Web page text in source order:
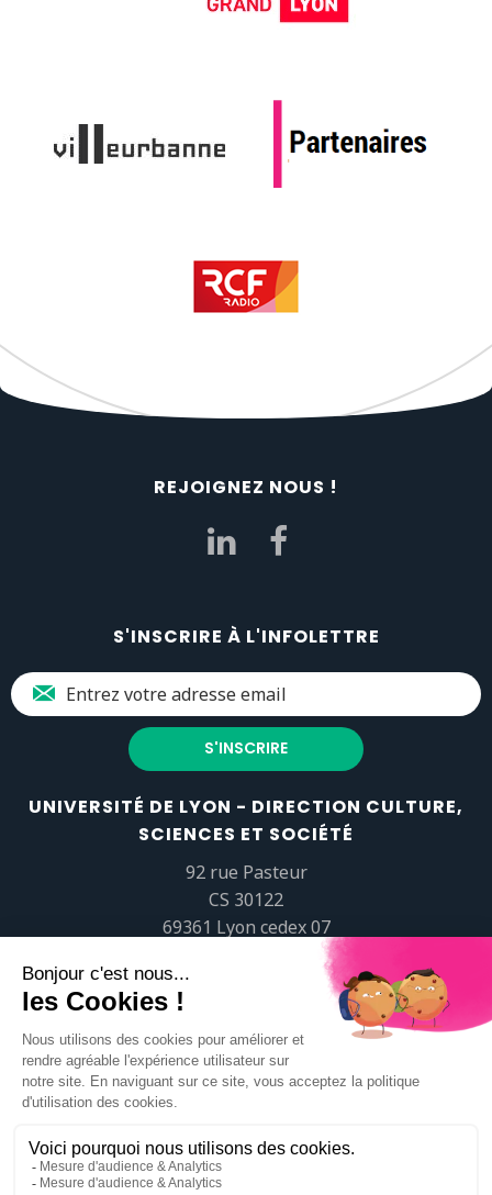
REJOIGNEZ NOUS !
S'INSCRIRE À L'INFOLETTRE
UNIVERSITÉ DE LYON - DIRECTION CULTURE,
SCIENCES ET SOCIÉTÉ
92 rue Pasteur
CS 30122
69361 Lyon cedex 07
popsciences@universite-lyon.fr
Tél.+33 (0)4 37 37 82 01
https://www.youtube.com/embed/Qm-prNOXepo